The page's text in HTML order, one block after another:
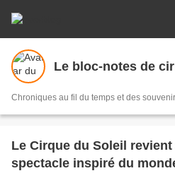
Le bloc-notes de
Chroniques au fil du temps et des
Le Cirque du Soleil
spectacle inspiré du